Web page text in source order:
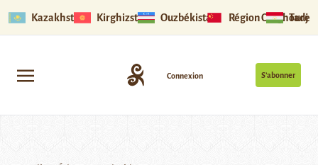
Kazakhstan Kirghizstan Ouzbékistan Région Ouïghoure
S’abonner
Connexion